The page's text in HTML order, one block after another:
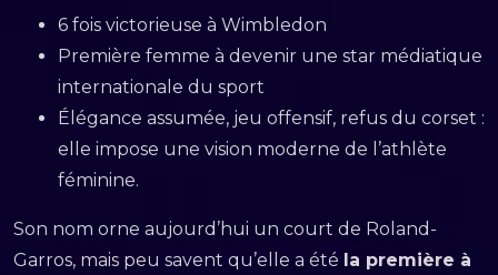
6 fois victorieuse à Wimbledon
Première femme à devenir une star médiatique
internationale du sport
Élégance assumée, jeu offensif, refus du corset :
elle impose une vision moderne de l’athlète
féminine.
Son nom orne aujourd’hui un court de Roland-
Garros, mais peu savent qu’elle a été la première à